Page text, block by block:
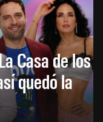
Casa de los
quedó la